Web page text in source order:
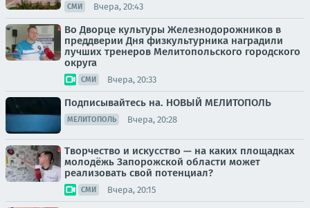
СМИ Вчера, 20:43
Во Дворце культуры Железнодорожников в
преддверии Дня физкультурника наградили
лучших тренеров Мелитопольского городского
округа
СМИ Вчера, 20:33
Подписывайтесь на. НОВЫЙ МЕЛИТОПОЛЬ
МЕЛИТОПОЛЬ Вчера, 20:28
Творчество и искусство — на каких площадках
молодёжь Запорожской области может
реализовать свой потенциал?
СМИ Вчера, 20:15